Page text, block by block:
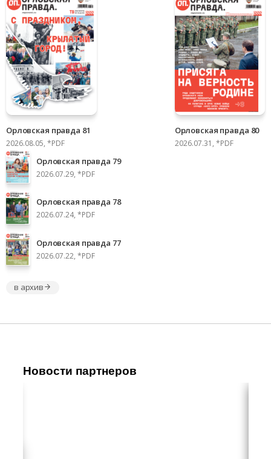
Орловская правда 81
2026.08.05, *PDF
Орловская правда 80
2026.07.31, *PDF
Орловская правда 79
2026.07.29, *PDF
Орловская правда 78
2026.07.24, *PDF
Орловская правда 77
2026.07.22, *PDF
в архив
Новости партнеров